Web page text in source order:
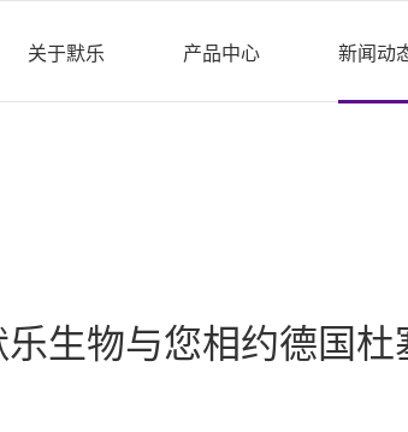
关于默乐 产品中心 新闻动
生物与您相约德国杜